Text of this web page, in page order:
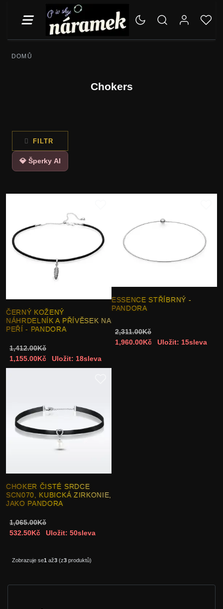
DOMŮ
Chokers
FILTR
💎 Šperky AI
ČERNÝ KOŽENÝ
NÁHRDELNÍK A PŘÍVĚSEK NA
PEŘÍ - PANDORA
1,412.00Kč
1,155.00Kč
Uložit: 18sleva
ESSENCE STŘÍBRNÝ -
PANDORA
2,311.00Kč
1,960.00Kč
Uložit: 15sleva
CHOKER ČISTÉ SRDCE
SCN070, KUBICKÁ ZIRKONIE,
JAKO PANDORA
1,065.00Kč
532.50Kč
Uložit: 50sleva
Zobrazuje se1až3(z3produktů)